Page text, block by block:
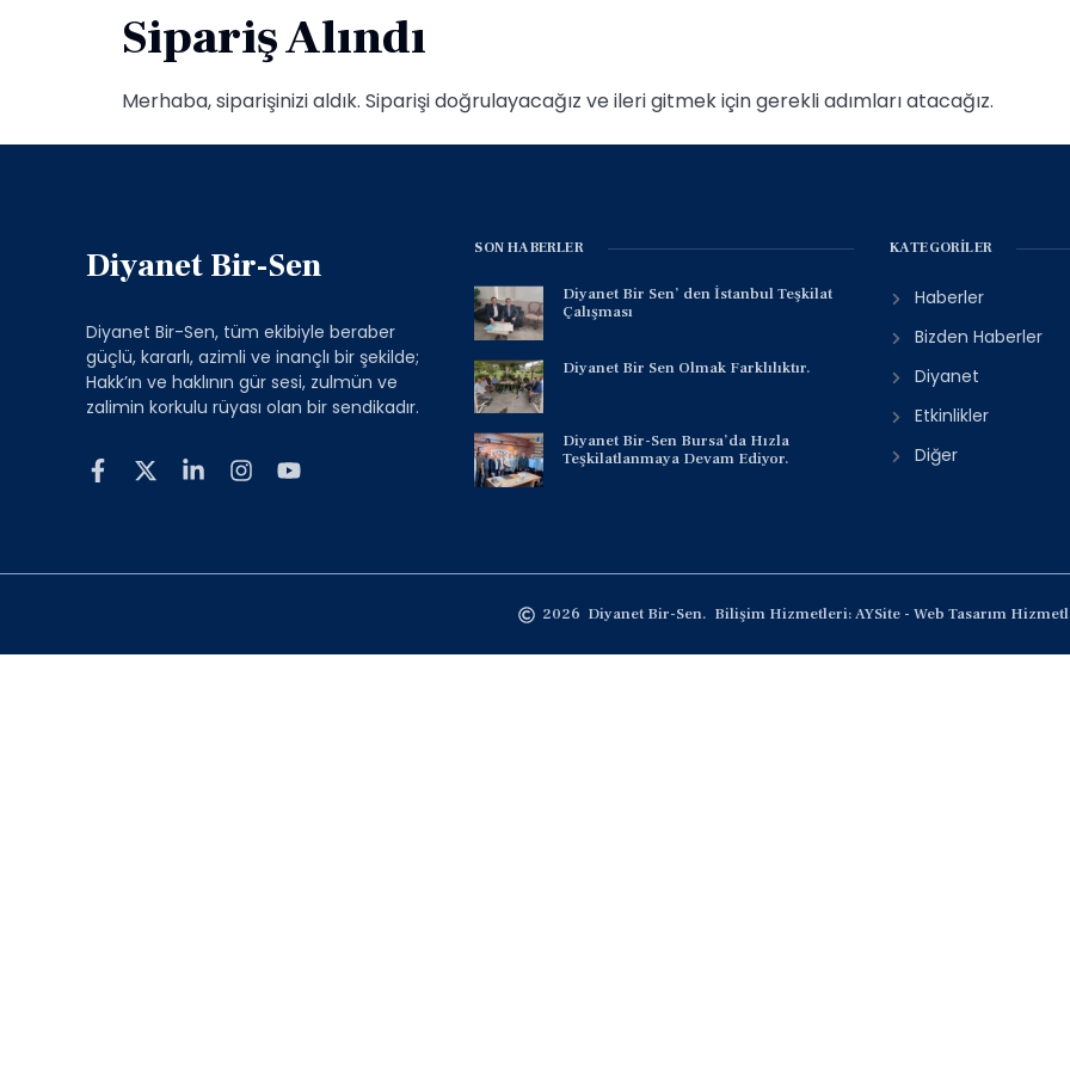
Sipariş Alındı
Merhaba, siparişinizi aldık. Siparişi doğrulayacağız ve ileri gitmek için gerekli adımları atacağız.
SON HABERLER
Diyanet Bir Sen’ den İstanbul Teşkilat
Çalışması
Diyanet Bir Sen Olmak Farklılıktır.
Diyanet Bir-Sen Bursa’da Hızla
Teşkilatlanmaya Devam Ediyor.
KATEGORILER
Haberler
Bizden Haberler
Diyanet
Etkinlikler
Diğer
Diyanet Bir-Sen
Diyanet Bir-Sen, tüm ekibiyle beraber
güçlü, kararlı, azimli ve inançlı bir şekilde;
Hakk’ın ve haklının gür sesi, zulmün ve
zalimin korkulu rüyası olan bir sendikadır.
2026 Diyanet Bir-Sen. Bilişim Hizmetleri: AYSite - Web Tasarım